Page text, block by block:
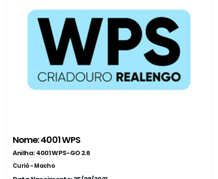
Nome: 4001 WPS
Anilha: 4001 WPS-GO 2.6
Curió - Macho